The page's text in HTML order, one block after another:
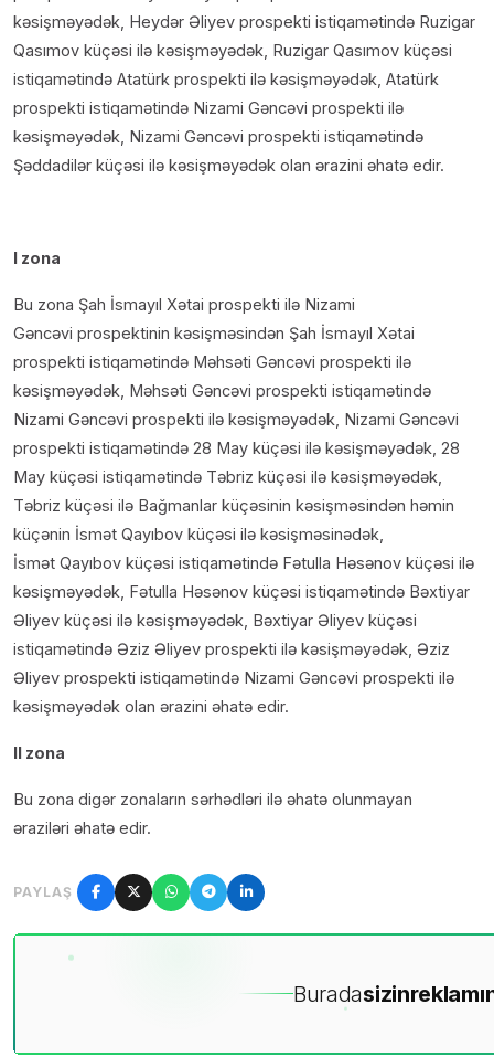
kəsişməyədək, Heydər Əliyev prospekti istiqamətində Ruzigar
Qasımov küçəsi ilə kəsişməyədək, Ruzigar Qasımov küçəsi
istiqamətində Atatürk prospekti ilə kəsişməyədək, Atatürk
prospekti istiqamətində Nizami Gəncəvi prospekti ilə
kəsişməyədək, Nizami Gəncəvi prospekti istiqamətində
Şəddadilər küçəsi ilə kəsişməyədək olan ərazini əhatə edir.
I zona
Bu zona Şah İsmayıl Xətai prospekti ilə Nizami
Gəncəvi prospektinin kəsişməsindən Şah İsmayıl Xətai
prospekti istiqamətində Məhsəti Gəncəvi prospekti ilə
kəsişməyədək, Məhsəti Gəncəvi prospekti istiqamətində
Nizami Gəncəvi prospekti ilə kəsişməyədək, Nizami Gəncəvi
prospekti istiqamətində 28 May küçəsi ilə kəsişməyədək, 28
May küçəsi istiqamətində Təbriz küçəsi ilə kəsişməyədək,
Təbriz küçəsi ilə Bağmanlar küçəsinin kəsişməsindən həmin
küçənin İsmət Qayıbov küçəsi ilə kəsişməsinədək,
İsmət Qayıbov küçəsi istiqamətində Fətulla Həsənov küçəsi ilə
kəsişməyədək, Fətulla Həsənov küçəsi istiqamətində Bəxtiyar
Əliyev küçəsi ilə kəsişməyədək, Bəxtiyar Əliyev küçəsi
istiqamətində Əziz Əliyev prospekti ilə kəsişməyədək, Əziz
Əliyev prospekti istiqamətində Nizami Gəncəvi prospekti ilə
kəsişməyədək olan ərazini əhatə edir.
II zona
Bu zona digər zonaların sərhədləri ilə əhatə olunmayan
əraziləri əhatə edir.
PAYLAŞ
Buradasizin